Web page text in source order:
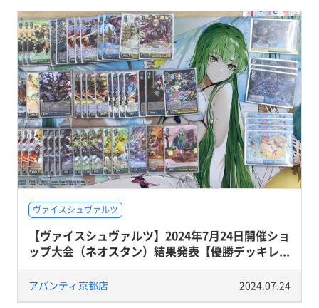
ヴァイスシュヴァルツ
【ヴァイスシュヴァルツ】2024年7月24日開催ショ
ップ大会（ネオスタン）結果発表【優勝デッキレ...
アバンティ京都店 2024.07.24